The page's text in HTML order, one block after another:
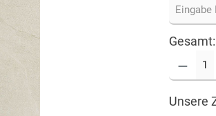
Gesamt:
Unsere